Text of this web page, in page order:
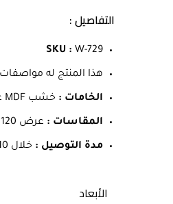
التفاصيل :
SKU : W-729
هذا المنتج له
الخامات : خشب MDF عالى الجوده _ طبقه ميلامين _ مقاومه للصدأ والخدوش والرطوبه
المقاسات : عرض 120سم _ عمق 60 سم _ ارتفاع 75سم .
مدة التوصيل : خلال 10 ل 15 يوم عمل .
الأبعاد